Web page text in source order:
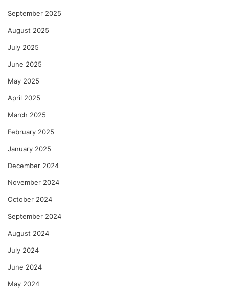
September 2025
August 2025
July 2025
June 2025
May 2025
April 2025
March 2025
February 2025
January 2025
December 2024
November 2024
October 2024
September 2024
August 2024
July 2024
June 2024
May 2024